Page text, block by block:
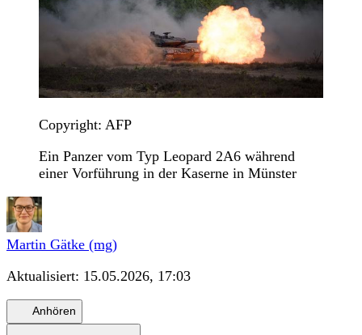
Copyright: AFP
Ein Panzer vom Typ Leopard 2A6 während
einer Vorführung in der Kaserne in Münster
Martin Gätke (mg)
Aktualisiert: 15.05.2026, 17:03
Anhören